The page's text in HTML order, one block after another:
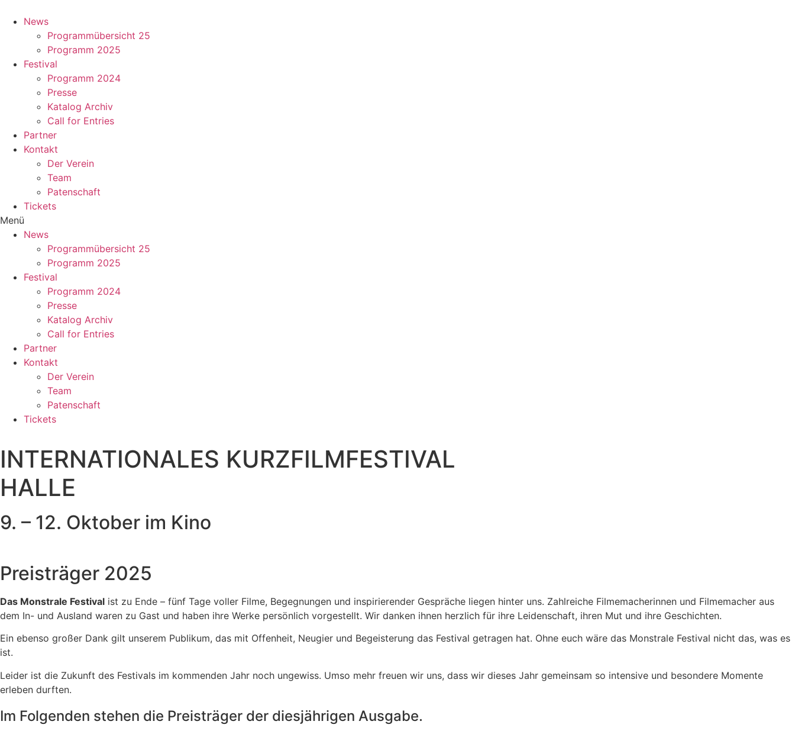
Inhalt
springen
News
Programmübersicht 25
Programm 2025
Festival
Programm 2024
Presse
Katalog Archiv
Call for Entries
Partner
Kontakt
Der Verein
Team
Patenschaft
Tickets
Menü
News
Programmübersicht 25
Programm 2025
Festival
Programm 2024
Presse
Katalog Archiv
Call for Entries
Partner
Kontakt
Der Verein
Team
Patenschaft
Tickets
INTERNATIONALES KURZFILMFESTIVAL
HALLE
9. – 12. Oktober im Kino
Preisträger 2025
Das Monstrale Festival ist zu Ende – fünf Tage voller Filme, Begegnungen und inspirierender Gespräche liegen hinter uns. Zahlreiche Filmemacherinnen und Filmemacher aus
dem In- und Ausland waren zu Gast und haben ihre Werke persönlich vorgestellt. Wir danken ihnen herzlich für ihre Leidenschaft, ihren Mut und ihre Geschichten.
Ein ebenso großer Dank gilt unserem Publikum, das mit Offenheit, Neugier und Begeisterung das Festival getragen hat. Ohne euch wäre das Monstrale Festival nicht das, was es
ist.
Leider ist die Zukunft des Festivals im kommenden Jahr noch ungewiss. Umso mehr freuen wir uns, dass wir dieses Jahr gemeinsam so intensive und besondere Momente
erleben durften.
Im Folgenden stehen die Preisträger der diesjährigen Ausgabe.